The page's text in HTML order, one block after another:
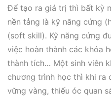
Để tạo ra giá trị thì bất kỳ
nền tảng là kỹ năng cứng
(soft skill). Kỹ năng cứng
việc hoàn thành các khóa
thành tích… Một sinh viên
chương trình học thì khi ra
vững vàng, thiếu óc quan